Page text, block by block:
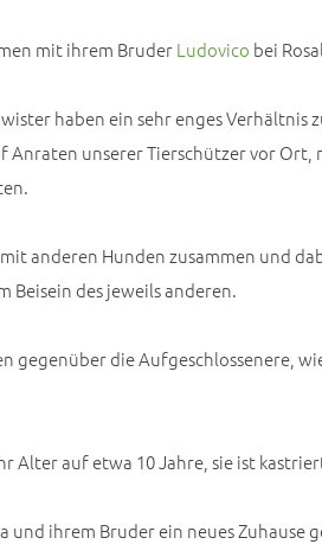
mit ihrem BruderLudovico bei
haben ein sehr enges Verhältnis
Anraten unserer Tierschützer vor Ort,
anderen Hunden zusammen und
Beisein des jeweils anderen.
gegenüber die Aufgeschlossenere,
Alter auf etwa 10 Jahre, sie ist
und ihrem Bruder ein neues Zuhause